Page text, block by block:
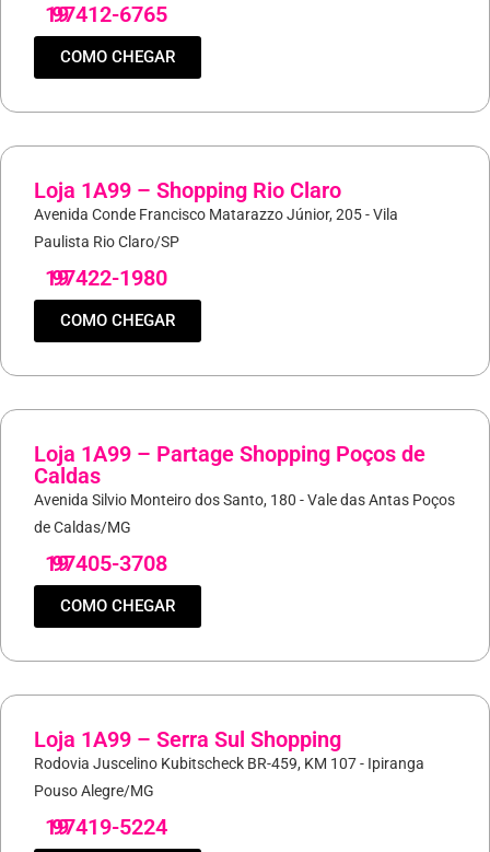
19
97412-6765
COMO CHEGAR
Loja 1A99 – Shopping Rio Claro
Avenida Conde Francisco Matarazzo Júnior, 205 - Vila
Paulista Rio Claro/SP
19
97422-1980
COMO CHEGAR
Loja 1A99 – Partage Shopping Poços de
Caldas
Avenida Silvio Monteiro dos Santo, 180 - Vale das Antas Poços
de Caldas/MG
19
97405-3708
COMO CHEGAR
Loja 1A99 – Serra Sul Shopping
Rodovia Juscelino Kubitscheck BR-459, KM 107 - Ipiranga
Pouso Alegre/MG
19
97419-5224